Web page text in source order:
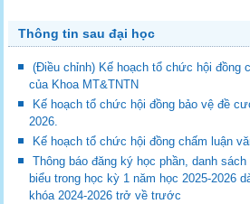
Thông tin sau đại học
(Điều chỉnh) Kế hoạch tổ chức hội đồng
của Khoa MT&TNTN
Kế hoạch tổ chức hội đồng bảo vệ đề
2026.
Kế hoạch tổ chức hội đồng chấm luận
Thông báo đăng ký học phần, danh
biểu trong học kỳ 1 năm học 2025-2026
khóa 2024-2026 trở về trước